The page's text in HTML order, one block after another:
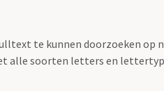
te kunnen doorzoeken op
alle soorten letters en